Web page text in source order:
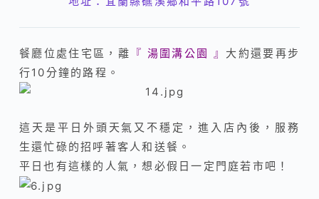
餐廳位處住宅區，離 『 湯圍溝公園 』 大約還要再步
行10分鐘的路程。
這天是平日外頭天氣又不穩定，進入店內後，服務
生還忙碌的招呼著客人和送餐。
平日也有這樣的人氣，想必假日一定門庭若市吧！